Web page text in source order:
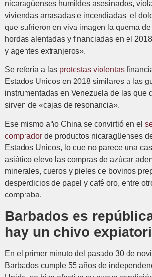
nicaragüenses humildes asesinados,
viviendas arrasadas e incendiadas, el
que sufrieron en viva imagen la quema
hordas alentadas y financiadas en el
y agentes extranjeros».
Se refería a las protestas violentas
Estados Unidos en 2018 similares a las
instrumentadas en Venezuela de las que
sirven de «cajas de resonancia».
Ese mismo año China se convirtió en el
comprador de productos nicaragüenses
Estados Unidos, lo que no parece una
asiático elevó las compras de azúcar
minerales, cueros y pieles de bovinos
desperdicios de papel y café oro, entre
compraba.
Barbados es
hay un chivo
En el primer minuto del pasado 30 de
Barbados cumple 55 años de